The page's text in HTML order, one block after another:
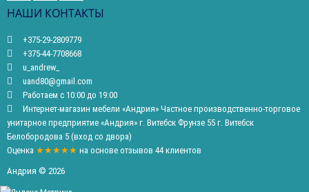
НАШИ КОНТАКТЫ
+375-29-2809779
+375-44-7708668
u_andrew_
uand80@gmail.com
Работаем с 10:00 до 19:00
Интернет-магазин мебели «Андрия» Частное производственно-торговое
унитарное предприятие «Андрия» г. Витебск Фрунзе 55 г. Витебск
Белобородова 5 (вход со двора)
Оценка ★★★★★ на основе отзывов 44 клиентов
Андрия © 2026